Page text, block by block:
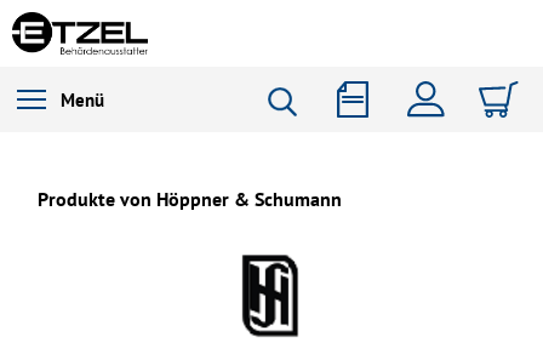
Menü
Produkte von Höppner & Schumann